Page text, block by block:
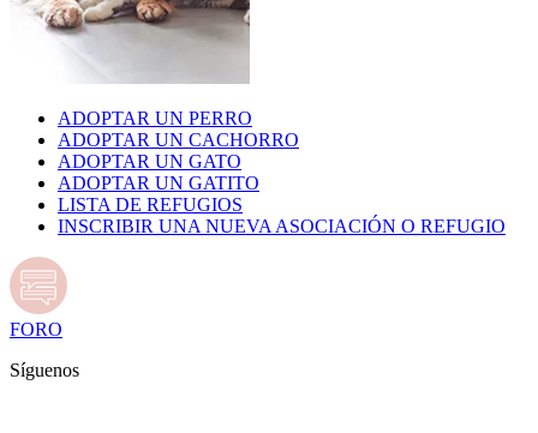
ADOPTAR UN PERRO
ADOPTAR UN CACHORRO
ADOPTAR UN GATO
ADOPTAR UN GATITO
LISTA DE REFUGIOS
INSCRIBIR UNA NUEVA ASOCIACIÓN O REFUGIO
FORO
Síguenos